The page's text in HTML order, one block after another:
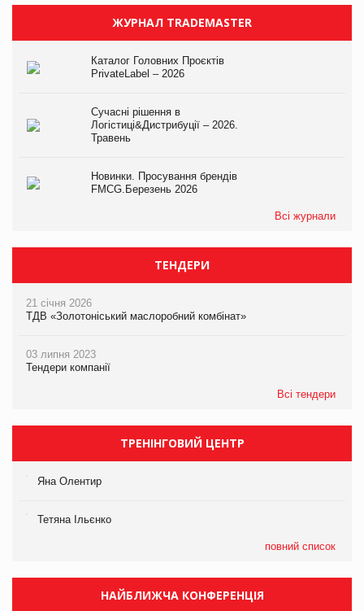
ЖУРНАЛ TRADEMASTER
Каталог Головних Проєктів
PrivateLabel – 2026
Сучасні рішення в
Логістиці&Дистрибуції – 2026.
Травень
Новинки. Просування брендів
FMCG.Березень 2026
Всі журнали
ТЕНДЕРИ
21 січня 2026
ТДВ «Золотоніський маслоробний комбінат»
03 липня 2023
Тендери компанії
Всі тендери
ТРЕНІНГОВИЙ ЦЕНТР
Яна Олентир
Тетяна Ільєнко
повний список
НАЙБЛИЖЧА КОНФЕРЕНЦІЯ